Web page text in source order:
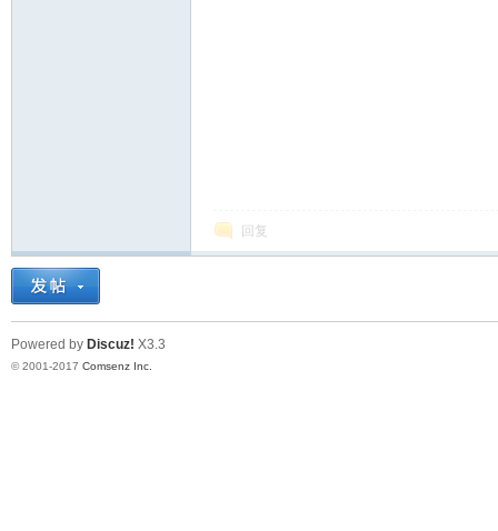
回复
Powered by Discuz! X3.3
© 2001-2017 Comsenz Inc.